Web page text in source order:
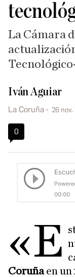
La Cámara
Iván Aguiar
La Coruña 26
0
«E
Coruñaen un